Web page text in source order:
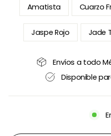
Amatista Cuarzo
Jaspe Rojo Jade
Envíos a todo
Disponible